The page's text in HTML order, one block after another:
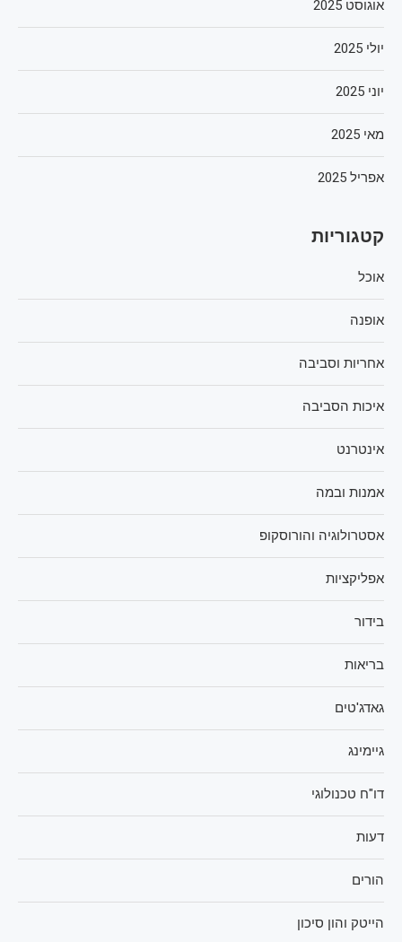
אוגוסט 2025
יולי 2025
יוני 2025
מאי 2025
אפריל 2025
קטגוריות
אוכל
אופנה
אחריות וסביבה
איכות הסביבה
אינטרנט
אמנות ובמה
אסטרולוגיה והורוסקופ
אפליקציות
בידור
בריאות
גאדג'טים
גיימינג
דו"ח טכנולוגי
דעות
הורים
הייטק והון סיכון